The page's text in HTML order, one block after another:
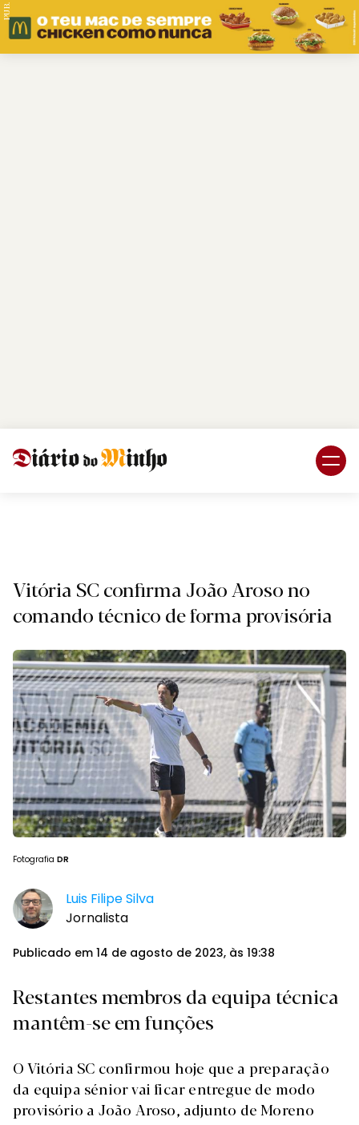
PUB.
Vitória SC confirma João Aroso no
comando técnico de forma provisória
Fotografia DR
Luis Filipe Silva
Jornalista
Publicado em 14 de agosto de 2023, às 19:38
Restantes membros da equipa técnica
mantêm-se em funções
O Vitória SC confirmou hoje que a preparação
da equipa sénior vai ficar entregue de modo
provisório a João Aroso, adjunto de Moreno